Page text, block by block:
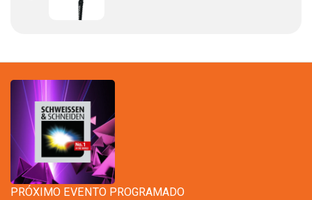
PRÓXIMO EVENTO PROGRAMADO